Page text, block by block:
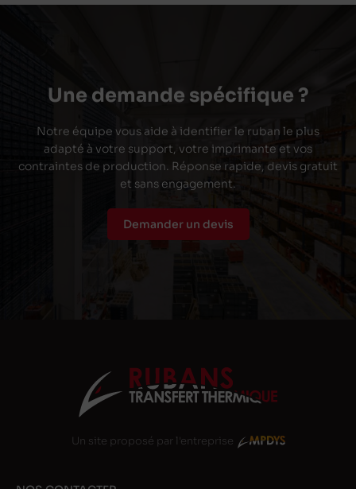
Une demande spécifique ?
Notre équipe vous aide à identifier le ruban le plus
adapté à votre support, votre imprimante et vos
contraintes de production. Réponse rapide, devis gratuit
et sans engagement.
Demander un devis
Un site proposé par l'entreprise